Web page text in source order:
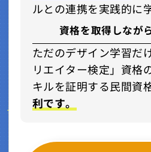
ルとの連携を実践的に
資格を取得しなが
ただのデザイン学習だ
リエイター検定」資格
キルを証明する民間資格
利です。